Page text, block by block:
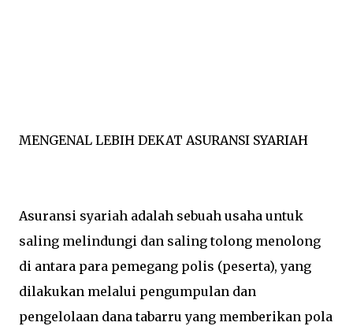
MENGENAL LEBIH DEKAT ASURANSI SYARIAH
Asuransi syariah adalah sebuah usaha untuk
saling melindungi dan saling tolong menolong
di antara para pemegang polis (peserta), yang
dilakukan melalui pengumpulan dan
pengelolaan dana tabarru yang memberikan pola